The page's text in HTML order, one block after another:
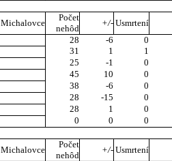
Michalovce
Počet
nehôd
+/- Usmrtení
28 -6
0
31 1
1
25 -1
0
45 10
0
38 -6
0
28 -15
0
28 1
0
0 0
0
Michalovce
Počet
nehôd
+/- Usmrtení